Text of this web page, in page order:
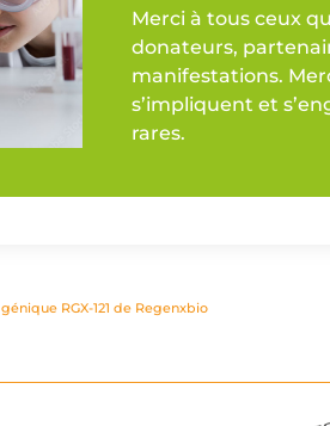
Merci à tous ceux
donateurs,
manifestations.
s’impliquent et
rares.
RGX-121 de Regenxbio